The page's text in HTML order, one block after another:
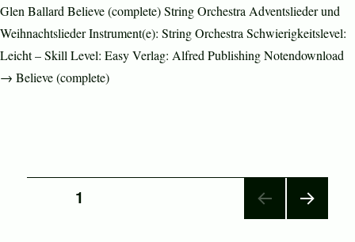
Glen Ballard Believe (complete) String Orchestra Adventslieder und
Weihnachtslieder Instrument(e): String Orchestra Schwierigkeitslevel:
Leicht – Skill Level: Easy Verlag: Alfred Publishing Notendownload
→ Believe (complete)
Seitennummerierung
1